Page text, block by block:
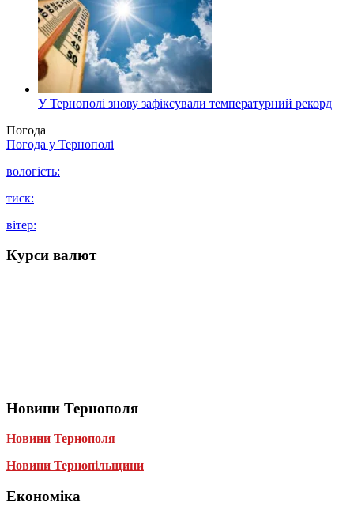
У Тернополі знову зафіксували температурний рекорд
Погода
Погода у Тернополі
вологість:
тиск:
вітер:
Курси валют
Новини Тернополя
Новини Тернополя
Новини Тернопільщини
Економіка